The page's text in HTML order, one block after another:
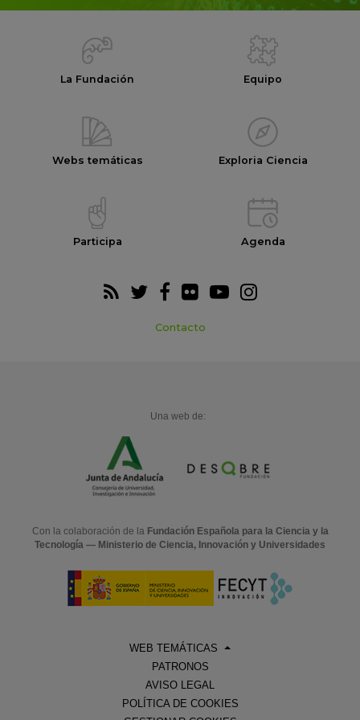
La Fundación Equipo
Webs temáticas Exploria Ciencia
Participa Agenda
Contacto
Una web de:
Con la colaboración de la Fundación Española para la Ciencia y la
Tecnología — Ministerio de Ciencia, Innovación y Universidades
WEB TEMÁTICAS
PATRONOS
AVISO LEGAL
POLÍTICA DE COOKIES